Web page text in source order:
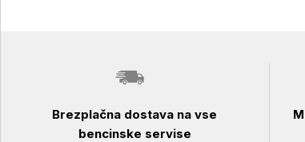
Brezplačna dostava na vse
bencinske servise